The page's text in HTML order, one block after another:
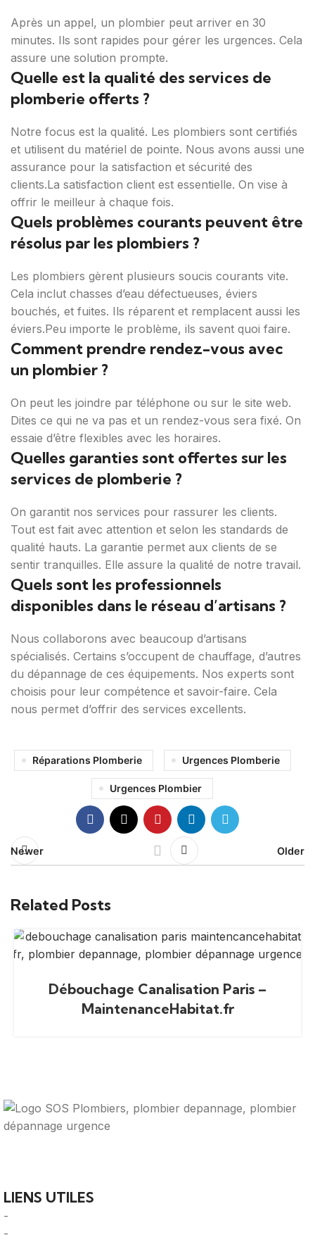
Après un appel, un plombier peut arriver en 30
minutes. Ils sont rapides pour gérer les urgences. Cela
assure une solution prompte.
Quelle est la qualité des services de
plomberie offerts ?
Notre focus est la qualité. Les plombiers sont certifiés
et utilisent du matériel de pointe. Nous avons aussi une
assurance pour la satisfaction et sécurité des
clients.La satisfaction client est essentielle. On vise à
offrir le meilleur à chaque fois.
Quels problèmes courants peuvent être
résolus par les plombiers ?
Les plombiers gèrent plusieurs soucis courants vite.
Cela inclut chasses d’eau défectueuses, éviers
bouchés, et fuites. Ils réparent et remplacent aussi les
éviers.Peu importe le problème, ils savent quoi faire.
Comment prendre rendez-vous avec
un plombier ?
On peut les joindre par téléphone ou sur le site web.
Dites ce qui ne va pas et un rendez-vous sera fixé. On
essaie d’être flexibles avec les horaires.
Quelles garanties sont offertes sur les
services de plomberie ?
On garantit nos services pour rassurer les clients.
Tout est fait avec attention et selon les standards de
qualité hauts. La garantie permet aux clients de se
sentir tranquilles. Elle assure la qualité de notre travail.
Quels sont les professionnels
disponibles dans le réseau d’artisans ?
Nous collaborons avec beaucoup d’artisans
spécialisés. Certains s’occupent de chauffage, d’autres
du dépannage de ces équipements. Nos experts sont
choisis pour leur compétence et savoir-faire. Cela
nous permet d’offrir des services excellents.
Réparations Plomberie Urgences Plomberie
Urgences Plombier
Newer Older
Related Posts
Débouchage Canalisation Paris –
MaintenanceHabitat.fr
LIENS UTILES
-
-